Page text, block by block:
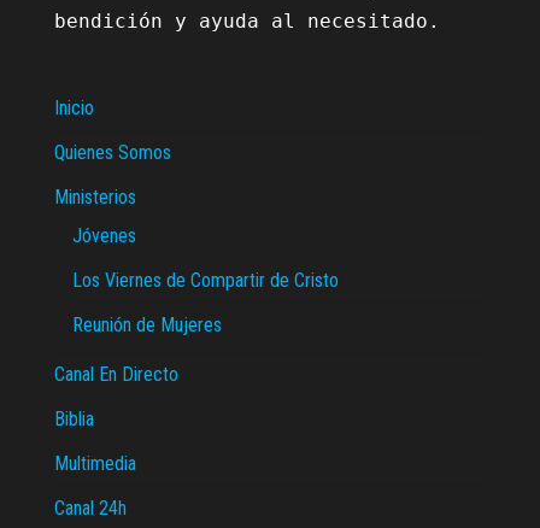
bendición y ayuda al necesitado.
Inicio
Quienes Somos
Ministerios
Jóvenes
Los Viernes de Compartir de Cristo
Reunión de Mujeres
Canal En Directo
Biblia
Multimedia
Canal 24h